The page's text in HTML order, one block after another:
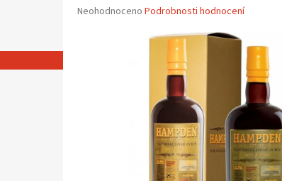
Průměrné
Neohodnoceno Podrobnosti hodnocení